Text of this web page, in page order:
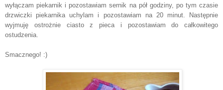
wyłączam piekarnik i pozostawiam sernik na pół godziny, po tym czasie
drzwiczki piekarnika uchylam i pozostawiam na 20 minut. Następnie
wyjmuję ostrożnie ciasto z pieca i pozostawiam do całkowitego
ostudzenia.
Smacznego! :)